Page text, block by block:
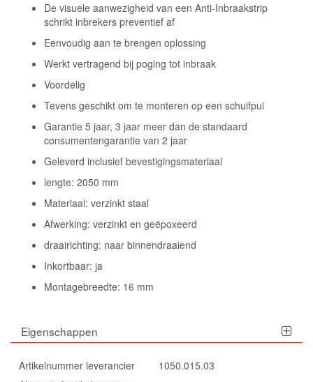
De visuele aanwezigheid van een Anti-Inbraakstrip
schrikt inbrekers preventief af
Eenvoudig aan te brengen oplossing
Werkt vertragend bij poging tot inbraak
Voordelig
Tevens geschikt om te monteren op een schuifpui
Garantie 5 jaar, 3 jaar meer dan de standaard
consumentengarantie van 2 jaar
Geleverd inclusief bevestigingsmateriaal
lengte: 2050 mm
Materiaal: verzinkt staal
Afwerking: verzinkt en geëpoxeerd
draairichting: naar binnendraaiend
Inkortbaar: ja
Montagebreedte: 16 mm
Eigenschappen
Artikelnummer leverancier
1050.015.03